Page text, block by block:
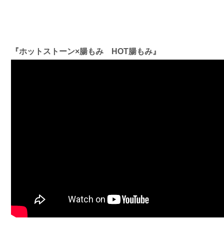
『ホットストーン×腸もみ HOT腸もみ』